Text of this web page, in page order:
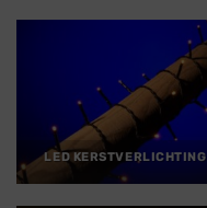
LED KERSTVERLICHTING